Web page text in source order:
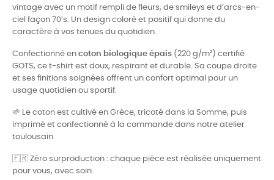
vintage avec un motif rempli de fleurs, de smileys et d’arcs-en-
ciel façon 70’s. Un design coloré et positif qui donne du
caractère à vos tenues du quotidien.
Confectionné en coton biologique épais (220 g/m²) certifié
GOTS, ce t-shirt est doux, respirant et durable. Sa coupe droite
et ses finitions soignées offrent un confort optimal pour un
usage quotidien ou sportif.
🌱 Le coton est cultivé en Grèce, tricoté dans la Somme, puis
imprimé et confectionné à la commande dans notre atelier
toulousain.
🇫🇷 Zéro surproduction : chaque pièce est réalisée uniquement
pour vous, avec soin.